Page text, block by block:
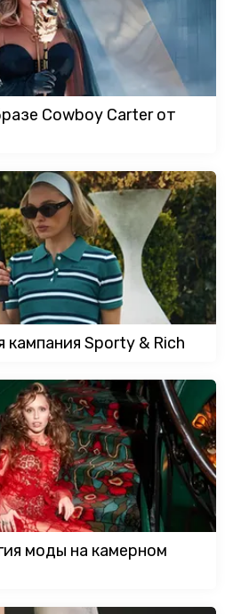
Cowboy Carter от
кампания Sporty & Rich
моды на камерном